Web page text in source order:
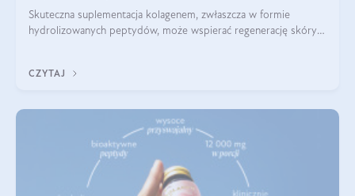
Skuteczna suplementacja kolagenem, zwłaszcza w formie
hydrolizowanych peptydów, może wspierać regenerację skóry i
CZYTAJ